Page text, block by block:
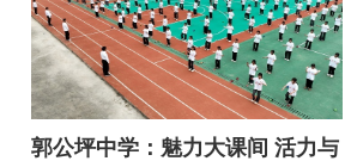
郭公坪中学：魅力大课间 活力与